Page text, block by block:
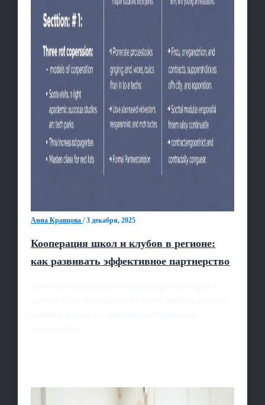
Анна Кравцова/3 декабря, 2025
Кооперация школ и клубов в регионе:
как развивать эффективное партнерство